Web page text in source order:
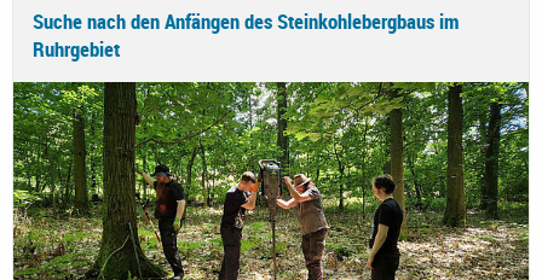
Suche nach den Anfängen des Steinkohlebergbaus im
Ruhrgebiet